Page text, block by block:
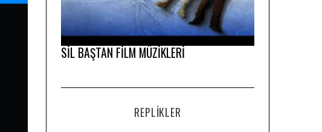
SİL BAŞTAN FİLM MÜZİKLERİ
REPLIKLER